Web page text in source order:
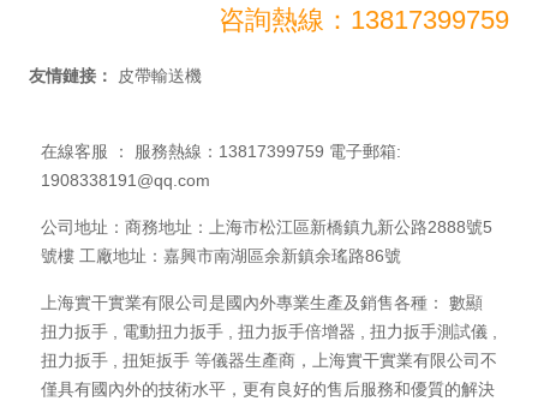
咨詢熱線：13817399759
友情鏈接： 皮帶輸送機
在線客服 ：
服務熱線：13817399759 電子郵箱:
1908338191@qq.com
公司地址：商務地址：上海市松江區新橋鎮九新公路2888號5
號樓 工廠地址：嘉興市南湖區余新鎮余瑤路86號
上海實干實業有限公司是國內外專業生產及銷售各種： 數顯
扭力扳手 , 電動扭力扳手 , 扭力扳手倍增器 , 扭力扳手測試儀 ,
扭力扳手 , 扭矩扳手 等儀器生產商，上海實干實業有限公司不
僅具有國內外的技術水平，更有良好的售后服務和優質的解決